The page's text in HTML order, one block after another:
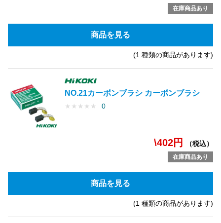
在庫商品あり
商品を見る
(1 種類の商品があります)
NO.21カーボンブラシ カーボンブラシ
★ ★ ★ ★ ★ 0
\402円 （税込）
在庫商品あり
商品を見る
(1 種類の商品があります)